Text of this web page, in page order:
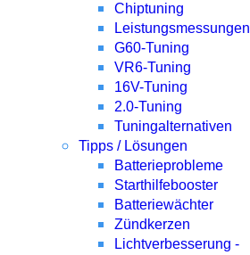
Chiptuning
Leistungsmessungen
G60-Tuning
VR6-Tuning
16V-Tuning
2.0-Tuning
Tuningalternativen
Tipps / Lösungen
Batterieprobleme
Starthilfebooster
Batteriewächter
Zündkerzen
Lichtverbesserung -